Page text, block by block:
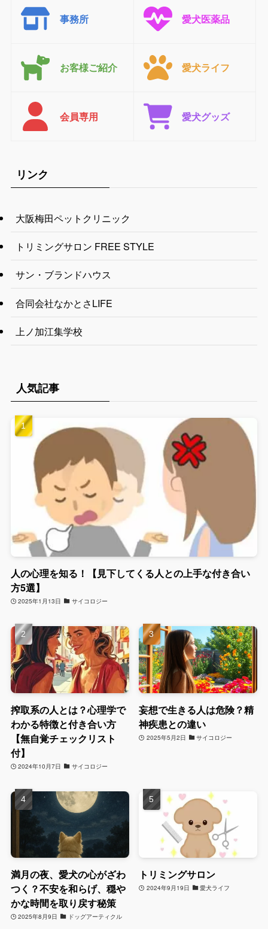
事務所 愛犬医薬品
お客様ご紹介 愛犬ライフ
会員専用 愛犬グッズ
リンク
大阪梅田ペットクリニック
トリミングサロン FREE STYLE
サン・ブランドハウス
合同会社なかとさLIFE
上ノ加江集学校
人気記事
人の心理を知る！【見下してくる人との上手な付き合い
方5選】
2025年1月13日 サイコロジー
搾取系の人とは？心理学で
わかる特徴と付き合い方
【無自覚チェックリスト
付】
2024年10月7日 サイコロジー
妄想で生きる人は危険？精
神疾患との違い
2025年5月2日 サイコロジー
満月の夜、愛犬の心がざわ
つく？不安を和らげ、穏や
かな時間を取り戻す秘策
2025年8月9日 ドッグアーティクル
トリミングサロン
2024年9月19日 愛犬ライフ